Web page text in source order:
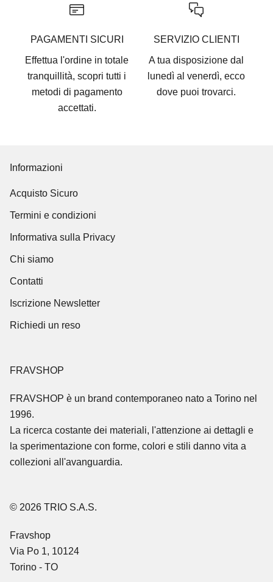
PAGAMENTI SICURI
Effettua l'ordine in totale
tranquillità, scopri tutti i
metodi di pagamento
accettati.
SERVIZIO CLIENTI
A tua disposizione dal
lunedì al venerdì, ecco
dove puoi trovarci.
Informazioni
Acquisto Sicuro
Termini e condizioni
Informativa sulla Privacy
Chi siamo
Contatti
Iscrizione Newsletter
Richiedi un reso
FRAVSHOP
FRAVSHOP è un brand contemporaneo nato a Torino nel
1996.
La ricerca costante dei materiali, l'attenzione ai dettagli e
la sperimentazione con forme, colori e stili danno vita a
collezioni all'avanguardia.
© 2026 TRIO S.A.S.
Fravshop
Via Po 1, 10124
Torino - TO